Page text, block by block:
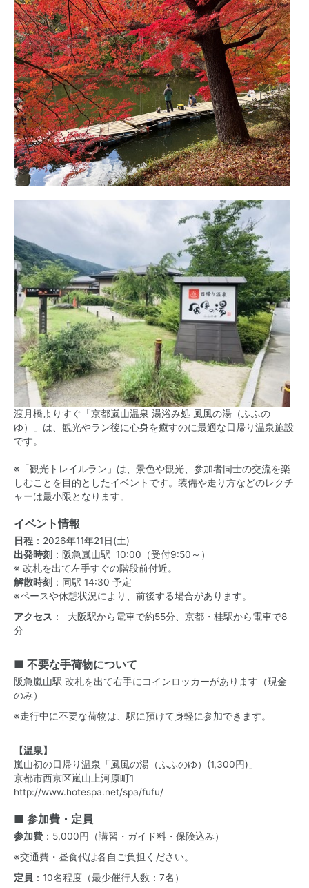
渡月橋よりすぐ「京都嵐山温泉 湯浴み処 風風の湯（ふふの
ゆ）」は、観光やラン後に心身を癒すのに最適な日帰り温泉施設
です。​
※「観光トレイルラン」は、景色や観光、参加者同士の交流を楽
しむことを目的としたイベントです。装備や走り方などのレクチ
ャーは最小限となります。
イベント情報
日程 ：2026年11年21日(土)
出発時刻 ：阪急嵐山駅 10:00（受付9:50～）
※ 改札を出て左手すぐの階段前付近。
解散時刻 ：同駅 14:30 予定
※ペースや休憩状況により、前後する場合があります。
アクセス ： 大阪駅から電車で約55分、京都・桂駅から電車で8
分
■ 不要な手荷物について
阪急嵐山駅 改札を出て右手にコインロッカーがあります（現金
のみ）
※走行中に不要な荷物は、駅に預けて身軽に参加できます。
【温泉】
嵐山初の日帰り温泉「風風の湯（ふふのゆ）(1,300円)」
京都市西京区嵐山上河原町1
http://www.hotespa.net/spa/fufu/
■ 参加費・定員
参加費 ：5,000円（講習・ガイド料・保険込み）
※交通費・昼食代は各自ご負担ください。
定員 ：10名程度（最少催行人数：7名）